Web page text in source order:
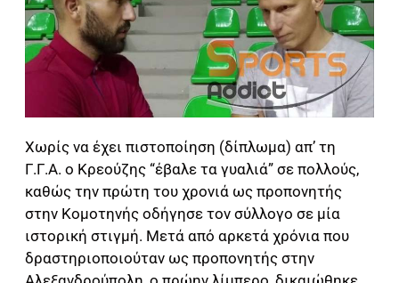
Χωρίς να έχει πιστοποίηση (δίπλωμα) απ’ τη
Γ.Γ.Α. ο Κρεούζης “έβαλε τα γυαλιά” σε πολλούς,
καθώς την πρώτη του χρονιά ως προπονητής
στην Κομοτηνής οδήγησε τον σύλλογο σε μία
ιστορική στιγμή. Μετά από αρκετά χρόνια που
δραστηριοποιούταν ως προπονητής στην